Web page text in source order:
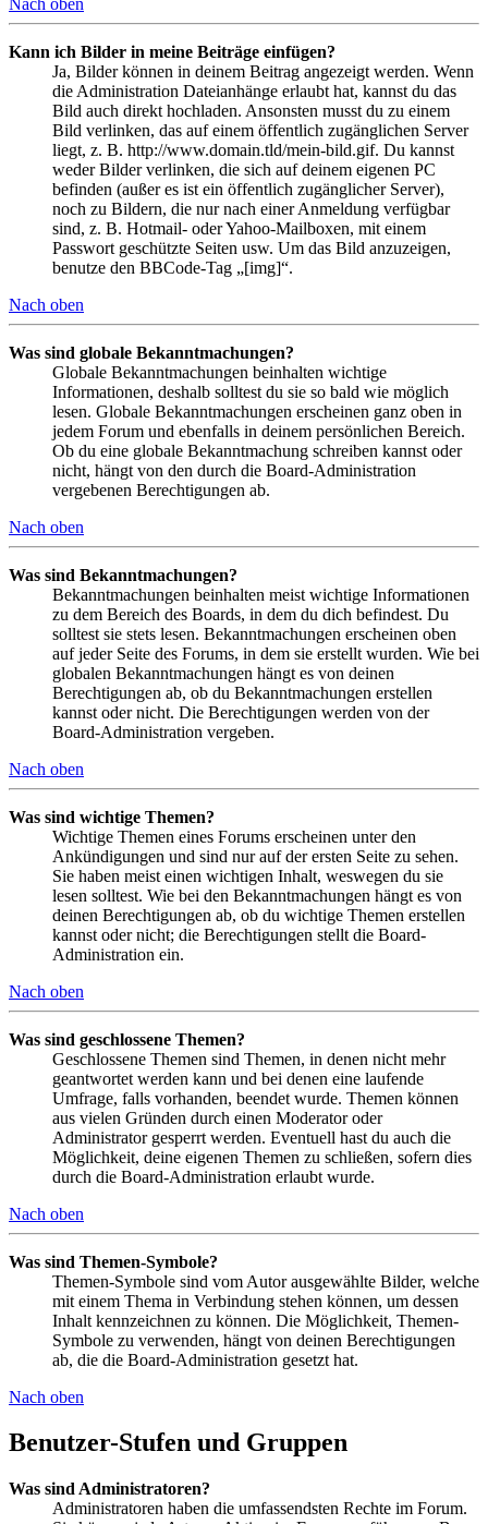
Kann ich Bilder in meine Beiträge einfügen?
Ja, Bilder können in deinem Beitrag angezeigt werden. Wenn
die Administration Dateianhänge erlaubt hat, kannst du das
Bild auch direkt hochladen. Ansonsten musst du zu einem
Bild verlinken, das auf einem öffentlich zugänglichen Server
liegt, z. B. http://www.domain.tld/mein-bild.gif. Du kannst
weder Bilder verlinken, die sich auf deinem eigenen PC
befinden (außer es ist ein öffentlich zugänglicher Server),
noch zu Bildern, die nur nach einer Anmeldung verfügbar
sind, z. B. Hotmail- oder Yahoo-Mailboxen, mit einem
Passwort geschützte Seiten usw. Um das Bild anzuzeigen,
benutze den BBCode-Tag „[img]“.
Nach oben
Was sind globale Bekanntmachungen?
Globale Bekanntmachungen beinhalten wichtige
Informationen, deshalb solltest du sie so bald wie möglich
lesen. Globale Bekanntmachungen erscheinen ganz oben in
jedem Forum und ebenfalls in deinem persönlichen Bereich.
Ob du eine globale Bekanntmachung schreiben kannst oder
nicht, hängt von den durch die Board-Administration
vergebenen Berechtigungen ab.
Nach oben
Was sind Bekanntmachungen?
Bekanntmachungen beinhalten meist wichtige Informationen
zu dem Bereich des Boards, in dem du dich befindest. Du
solltest sie stets lesen. Bekanntmachungen erscheinen oben
auf jeder Seite des Forums, in dem sie erstellt wurden. Wie bei
globalen Bekanntmachungen hängt es von deinen
Berechtigungen ab, ob du Bekanntmachungen erstellen
kannst oder nicht. Die Berechtigungen werden von der
Board-Administration vergeben.
Nach oben
Was sind wichtige Themen?
Wichtige Themen eines Forums erscheinen unter den
Ankündigungen und sind nur auf der ersten Seite zu sehen.
Sie haben meist einen wichtigen Inhalt, weswegen du sie
lesen solltest. Wie bei den Bekanntmachungen hängt es von
deinen Berechtigungen ab, ob du wichtige Themen erstellen
kannst oder nicht; die Berechtigungen stellt die Board-
Administration ein.
Nach oben
Was sind geschlossene Themen?
Geschlossene Themen sind Themen, in denen nicht mehr
geantwortet werden kann und bei denen eine laufende
Umfrage, falls vorhanden, beendet wurde. Themen können
aus vielen Gründen durch einen Moderator oder
Administrator gesperrt werden. Eventuell hast du auch die
Möglichkeit, deine eigenen Themen zu schließen, sofern dies
durch die Board-Administration erlaubt wurde.
Nach oben
Was sind Themen-Symbole?
Themen-Symbole sind vom Autor ausgewählte Bilder, welche
mit einem Thema in Verbindung stehen können, um dessen
Inhalt kennzeichnen zu können. Die Möglichkeit, Themen-
Symbole zu verwenden, hängt von deinen Berechtigungen
ab, die die Board-Administration gesetzt hat.
Nach oben
Benutzer-Stufen und Gruppen
Was sind Administratoren?
Administratoren haben die umfassendsten Rechte im Forum.